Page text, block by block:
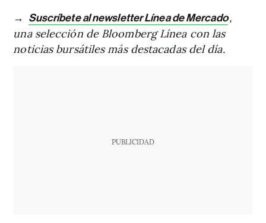
→ Suscríbete al newsletter Línea de Mercado,
una selección de Bloomberg Línea con las
noticias bursátiles más destacadas del día.
PUBLICIDAD